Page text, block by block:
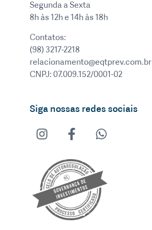
Segunda a Sexta
8h às 12h e 14h às 18h
Contatos:
(98) 3217-2218
relacionamento@eqtprev.com.br
CNPJ: 07.009.152/0001-02
Siga nossas redes sociais